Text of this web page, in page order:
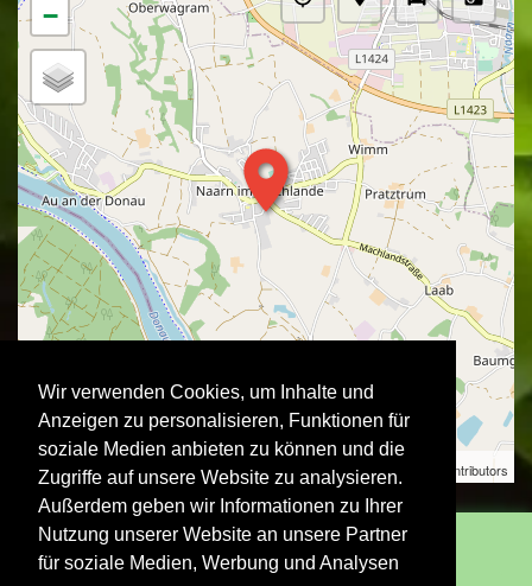
Wir verwenden Cookies, um Inhalte und
Anzeigen zu personalisieren, Funktionen für
soziale Medien anbieten zu können und die
Zugriffe auf unsere Website zu analysieren.
Außerdem geben wir Informationen zu Ihrer
Nutzung unserer Website an unsere Partner
für soziale Medien, Werbung und Analysen
−
Stadtausstellung | ©OpenStreetMap contributors